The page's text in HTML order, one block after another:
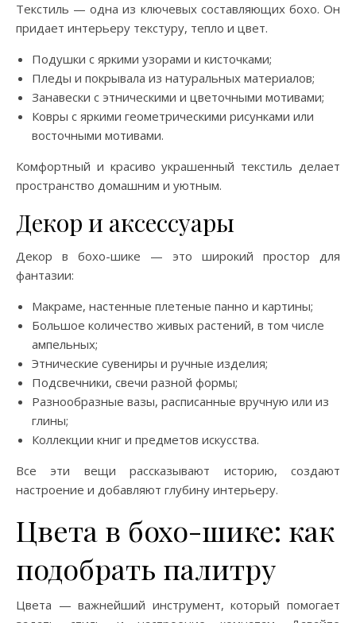
Текстиль — одна из ключевых составляющих бохо. Он
придает интерьеру текстуру, тепло и цвет.
Подушки с яркими узорами и кисточками;
Пледы и покрывала из натуральных материалов;
Занавески с этническими и цветочными мотивами;
Ковры с яркими геометрическими рисунками или
восточными мотивами.
Комфортный и красиво украшенный текстиль делает
пространство домашним и уютным.
Декор и аксессуары
Декор в бохо-шике — это широкий простор для
фантазии:
Макраме, настенные плетеные панно и картины;
Большое количество живых растений, в том числе
ампельных;
Этнические сувениры и ручные изделия;
Подсвечники, свечи разной формы;
Разнообразные вазы, расписанные вручную или из
глины;
Коллекции книг и предметов искусства.
Все эти вещи рассказывают историю, создают
настроение и добавляют глубину интерьеру.
Цвета в бохо-шике: как
подобрать палитру
Цвета — важнейший инструмент, который помогает